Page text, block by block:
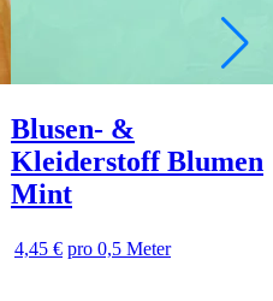
Blusen- &
Kleiderstoff Blumen
Mint
4,45 € pro 0,5 Meter